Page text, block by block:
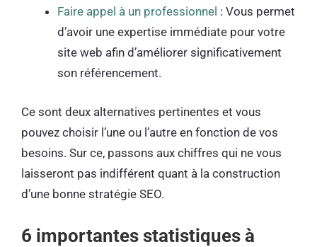
Faire appel à un professionnel : Vous permet
d’avoir une expertise immédiate pour votre
site web afin d’améliorer significativement
son référencement.
Ce sont deux alternatives pertinentes et vous
pouvez choisir l’une ou l’autre en fonction de vos
besoins. Sur ce, passons aux chiffres qui ne vous
laisseront pas indifférent quant à la construction
d’une bonne stratégie SEO.
6 importantes statistiques à